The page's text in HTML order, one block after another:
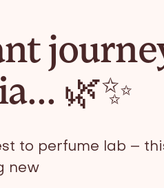
🌿✨
to perfume lab –
new